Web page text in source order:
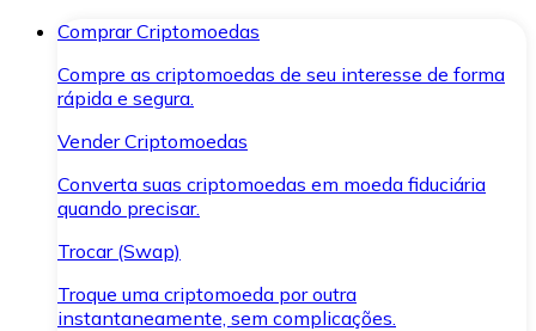
Comprar Criptomoedas
Compre as criptomoedas de seu interesse de forma
rápida e segura.
Vender Criptomoedas
Converta suas criptomoedas em moeda fiduciária
quando precisar.
Trocar (Swap)
Troque uma criptomoeda por outra
instantaneamente, sem complicações.